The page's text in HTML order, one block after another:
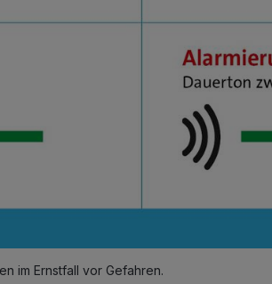
im Ernstfall vor Gefahren.